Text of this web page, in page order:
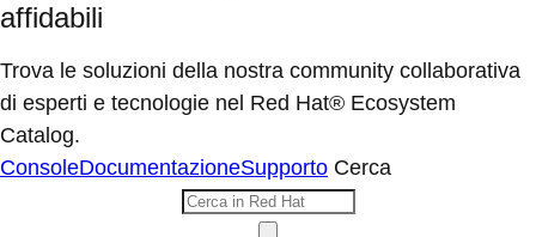
affidabili
Trova le soluzioni della nostra community collaborativa
di esperti e tecnologie nel Red Hat® Ecosystem
Catalog.
ConsoleDocumentazioneSupporto Cerca